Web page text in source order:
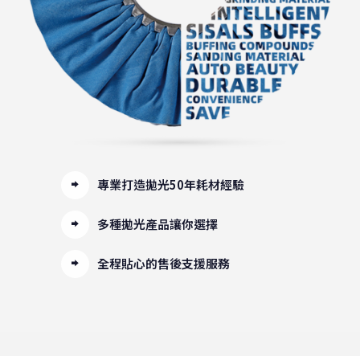
專業打造拋光50年耗材經驗
多種拋光產品讓你選擇
全程貼心的售後支援服務